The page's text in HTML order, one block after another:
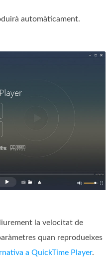
automàticament.
la velocitat de
quan reprodueixes
a QuickTime Player.